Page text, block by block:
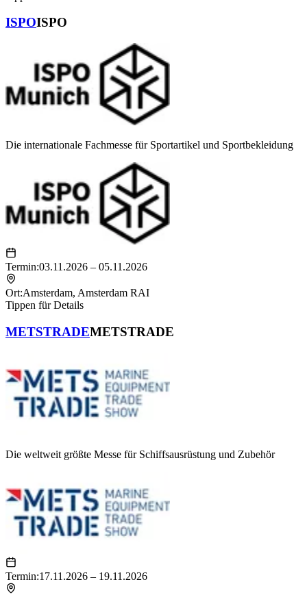
ISPOISPO
Die internationale Fachmesse für Sportartikel und Sportbekleidung
Termin:03.11.2026 – 05.11.2026
Ort:Amsterdam, Amsterdam RAI
Tippen für Details
METSTRADEMETSTRADE
Die weltweit größte Messe für Schiffsausrüstung und Zubehör
Termin:17.11.2026 – 19.11.2026